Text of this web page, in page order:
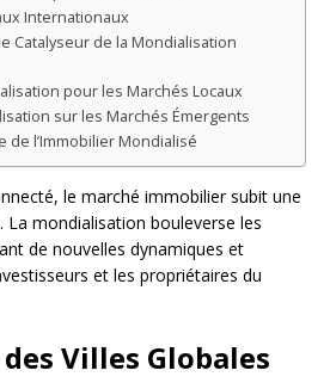
Internationaux
Catalyseur de la Mondialisation
pour les Marchés Locaux
sur les Marchés Émergents
de l’Immobilier Mondialisé
le marché immobilier subit une
mondialisation bouleverse les
de nouvelles dynamiques et
et les propriétaires du
des Villes Globales